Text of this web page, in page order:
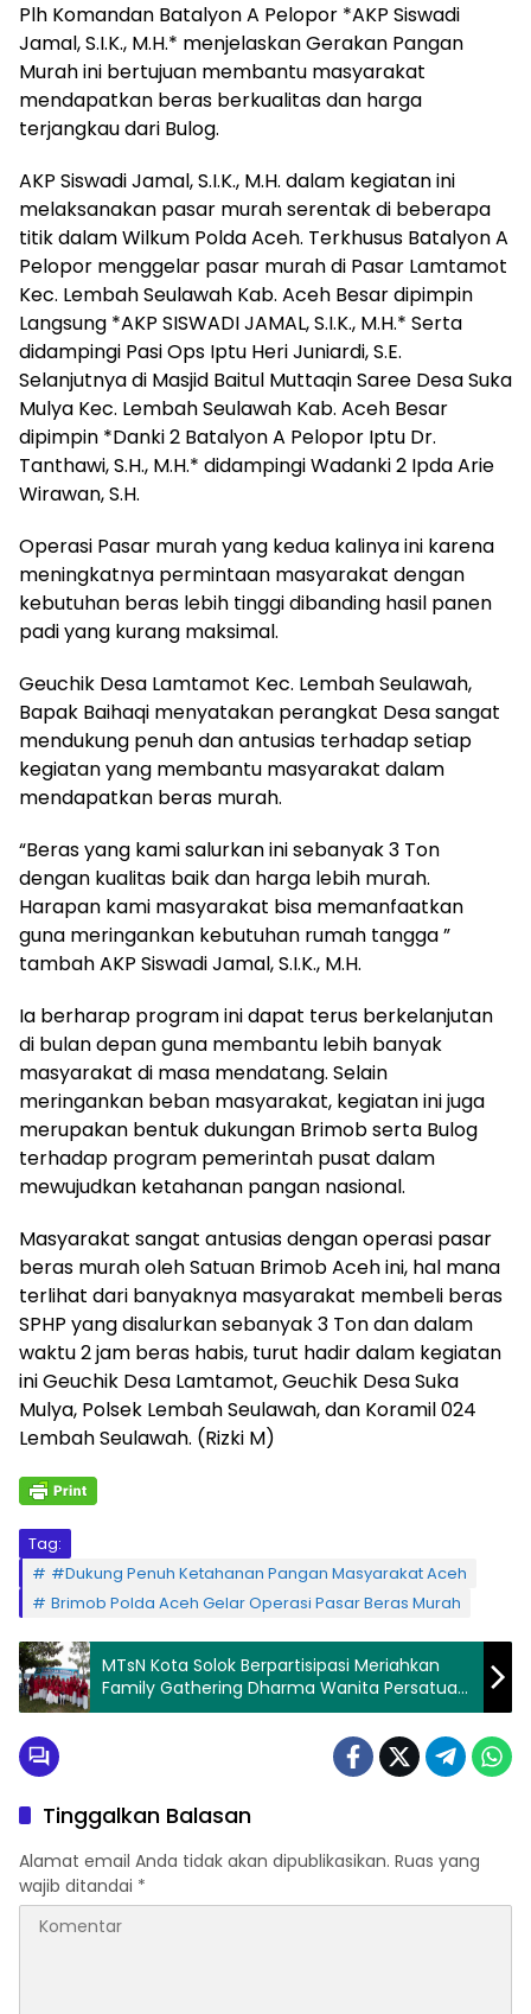
Plh Komandan Batalyon A Pelopor *AKP Siswadi
Jamal, S.I.K., M.H.* menjelaskan Gerakan Pangan
Murah ini bertujuan membantu masyarakat
mendapatkan beras berkualitas dan harga
terjangkau dari Bulog.
AKP Siswadi Jamal, S.I.K., M.H. dalam kegiatan ini
melaksanakan pasar murah serentak di beberapa
titik dalam Wilkum Polda Aceh. Terkhusus Batalyon A
Pelopor menggelar pasar murah di Pasar Lamtamot
Kec. Lembah Seulawah Kab. Aceh Besar dipimpin
Langsung *AKP SISWADI JAMAL, S.I.K., M.H.* Serta
didampingi Pasi Ops Iptu Heri Juniardi, S.E.
Selanjutnya di Masjid Baitul Muttaqin Saree Desa Suka
Mulya Kec. Lembah Seulawah Kab. Aceh Besar
dipimpin *Danki 2 Batalyon A Pelopor Iptu Dr.
Tanthawi, S.H., M.H.* didampingi Wadanki 2 Ipda Arie
Wirawan, S.H.
Operasi Pasar murah yang kedua kalinya ini karena
meningkatnya permintaan masyarakat dengan
kebutuhan beras lebih tinggi dibanding hasil panen
padi yang kurang maksimal.
Geuchik Desa Lamtamot Kec. Lembah Seulawah,
Bapak Baihaqi menyatakan perangkat Desa sangat
mendukung penuh dan antusias terhadap setiap
kegiatan yang membantu masyarakat dalam
mendapatkan beras murah.
“Beras yang kami salurkan ini sebanyak 3 Ton
dengan kualitas baik dan harga lebih murah.
Harapan kami masyarakat bisa memanfaatkan
guna meringankan kebutuhan rumah tangga ”
tambah AKP Siswadi Jamal, S.I.K., M.H.
Ia berharap program ini dapat terus berkelanjutan
di bulan depan guna membantu lebih banyak
masyarakat di masa mendatang. Selain
meringankan beban masyarakat, kegiatan ini juga
merupakan bentuk dukungan Brimob serta Bulog
terhadap program pemerintah pusat dalam
mewujudkan ketahanan pangan nasional.
Masyarakat sangat antusias dengan operasi pasar
beras murah oleh Satuan Brimob Aceh ini, hal mana
terlihat dari banyaknya masyarakat membeli beras
SPHP yang disalurkan sebanyak 3 Ton dan dalam
waktu 2 jam beras habis, turut hadir dalam kegiatan
ini Geuchik Desa Lamtamot, Geuchik Desa Suka
Mulya, Polsek Lembah Seulawah, dan Koramil 024
Lembah Seulawah. (Rizki M)
Tag:
#Dukung Penuh Ketahanan Pangan Masyarakat Aceh
Brimob Polda Aceh Gelar Operasi Pasar Beras Murah
MTsN Kota Solok Berpartisipasi Meriahkan
Family Gathering Dharma Wanita Persatuan
di Ismail Koto
Tinggalkan Balasan
Alamat email Anda tidak akan dipublikasikan. Ruas yang
wajib ditandai *